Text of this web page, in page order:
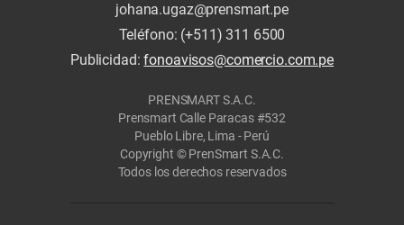
johana.ugaz@prensmart.pe
Teléfono: (+511) 311 6500
Publicidad:fonoavisos@comercio.com.pe
PRENSMART S.A.C.
Prensmart Calle Paracas #532
Pueblo Libre, Lima - Perú
Copyright © PrenSmart S.A.C.
Todos los derechos reservados